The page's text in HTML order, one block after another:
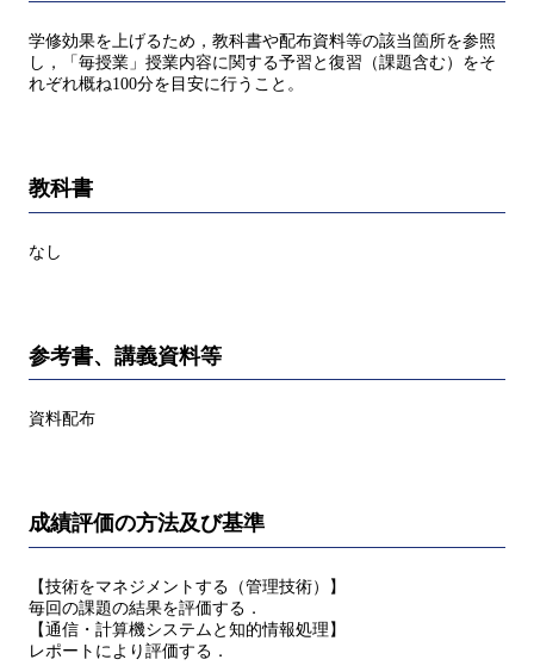
学修効果を上げるため，教科書や配布資料等の該当箇所を参照
し，「毎授業」授業内容に関する予習と復習（課題含む）をそ
れぞれ概ね100分を目安に行うこと。
教科書
なし
参考書、講義資料等
資料配布
成績評価の方法及び基準
【技術をマネジメントする（管理技術）】
毎回の課題の結果を評価する．
【通信・計算機システムと知的情報処理】
レポートにより評価する．